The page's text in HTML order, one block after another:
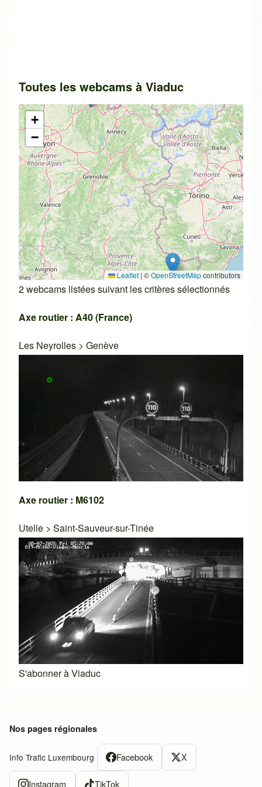
Toutes les webcams à Viaduc
+
−
Leaflet | ©OpenStreetMapcontributors
2 webcams listées suivant les critères sélectionnés
Axe routier : A40 (France)
Les Neyrolles > Genève
Axe routier : M6102
Utelle > Saint-Sauveur-sur-Tinée
S'abonner à Viaduc
Nos pages régionales
Info Trafic Luxembourg Facebook X
Instagram TikTok